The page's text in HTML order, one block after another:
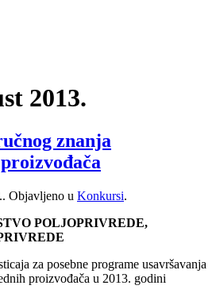
2013.
znanja
. Objavljeno u Konkursi.
POLJOPRIVREDE,
za posebne programe usavršavanja
proizvođača u 2013. godini